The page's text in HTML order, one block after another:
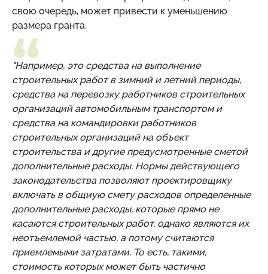
свою очередь, может привести к уменьшению
размера гранта.
"Например, это средства на выполнение
строительных работ в зимний и летний периоды,
средства на перевозку работников строительных
организаций автомобильным транспортом и
средства на командировки работников
строительных организаций на объект
строительства и другие предусмотренные сметой
дополнительные расходы. Нормы действующего
законодательства позволяют проектировщику
включать в общиую смету расходов определенные
дополнительные расходы, которые прямо не
касаются строительных работ, однако являются их
неотъемлемой частью, а потому считаются
приемлемыми затратами. То есть, такими,
стоимость которых может быть частично